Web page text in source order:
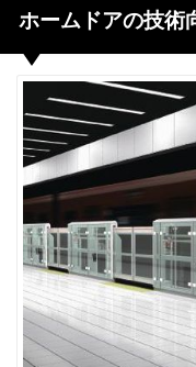
ホームドアの技術